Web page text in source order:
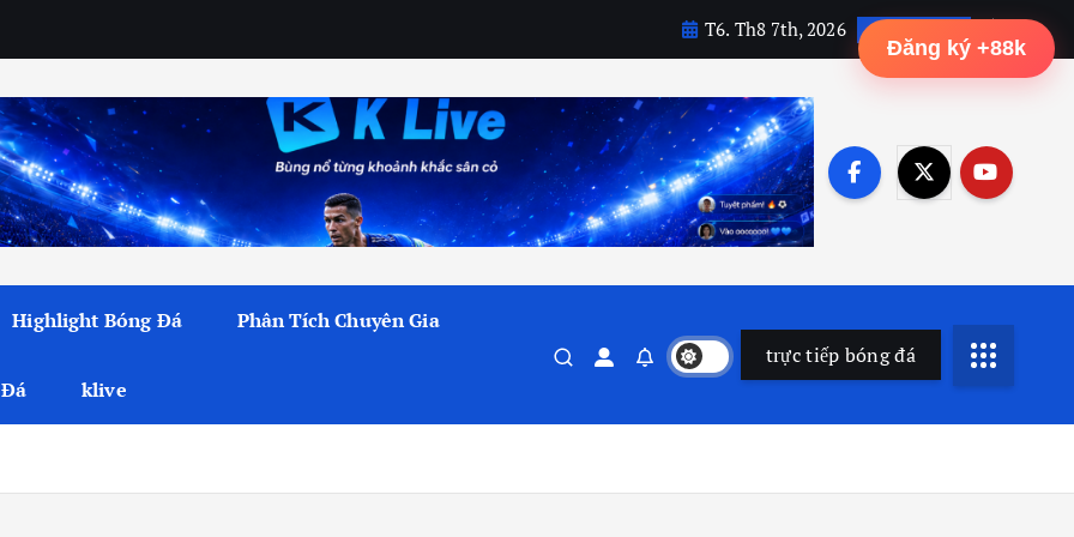
T6. Th8 7th, 2026 6:21:19 PM
Highlight Bóng Đá Phân Tích Chuyên Gia
klive
trực tiếp bóng đá
Đăng ký +88k